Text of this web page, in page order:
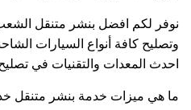
نوفر لكم افضل بنشر متنقل
وتصليح كافة أنواع السيارات
احدث المعدات والتقنيات في تصليح
ما هي ميزات خدمة بنشر متنقل